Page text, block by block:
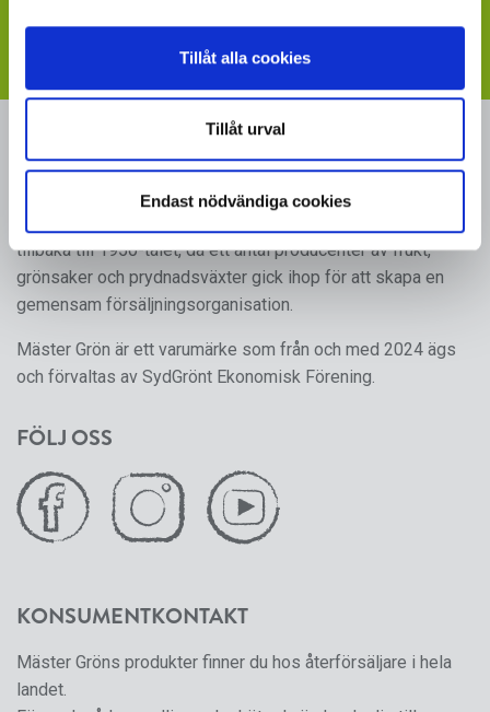
Tillåt alla cookies
Tillåt urval
Endast nödvändiga cookies
- följ länken till vårwebbplats med skyltmaterial
MÄSTER GRÖN
Sveriges i särklass största, tillika odlarägda, leverantör av
tillbaka till 1950-talet, då ett antal producenter av frukt,
grönsaker och prydnadsväxter gick ihop för att skapa en
gemensam försäljningsorganisation.
Mäster Grön är ett varumärke som från och med 2024 ägs
och förvaltas av SydGrönt Ekonomisk Förening.
FÖLJ OSS
KONSUMENTKONTAKT
Mäster Gröns produkter finner du hos återförsäljare i hela
landet.